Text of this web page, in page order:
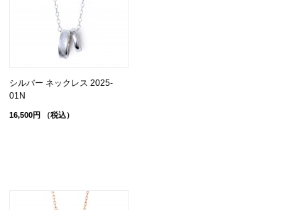
シルバー ネックレス 2025-
01N
16,500円 （税込）